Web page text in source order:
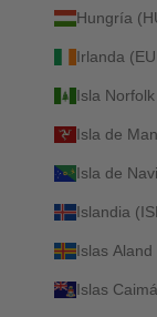
Hungría
Irlanda
Isla
Isla de
Isla de
Islandia
Islas Aland
Islas